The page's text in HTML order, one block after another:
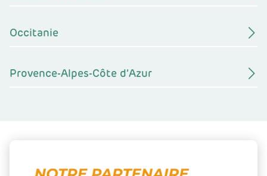
Occitanie
Provence-Alpes-Côte d’Azur